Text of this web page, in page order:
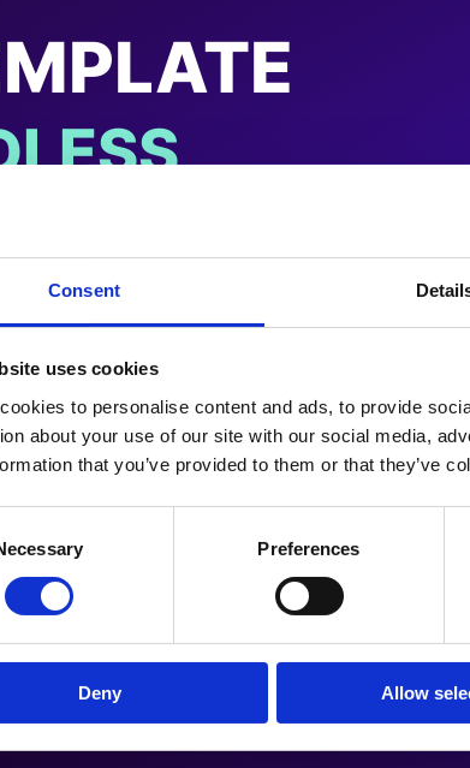
Consent
uses cookies
to personalise content and ads, to provide
about your use of our site with our social media,
that you’ve provided to them or that they’ve
Preferences
Deny Allow
migrieren: Ablauf,
Wartung und RisikenEin Themed-Storefront bringt …